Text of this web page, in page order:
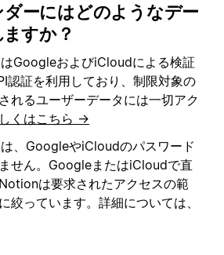
ーにはどのようなデー
すか？
GoogleおよびiCloudによる検証
認証を利用しており、制限対象の
れるユーザーデータには一切アク
くはこちら →
、GoogleやiCloudのパスワード
せん。GoogleまたはiCloudで直
は要求されたアクセスの範
絞っています。詳細については、